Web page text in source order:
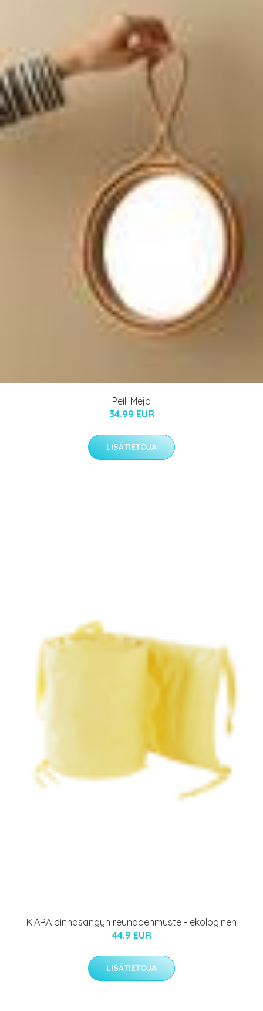
Peili Meja
34.99 EUR
LISÄTIETOJA
KIARA pinnasängyn reunapehmuste - ekologinen
44.9 EUR
LISÄTIETOJA